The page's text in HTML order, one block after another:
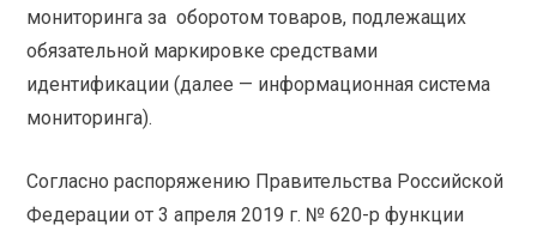
мониторинга за оборотом товаров, подлежащих
обязательной маркировке средствами
идентификации (далее — информационная система
мониторинга).
Согласно распоряжению Правительства Российской
Федерации от 3 апреля 2019 г. № 620-р функции